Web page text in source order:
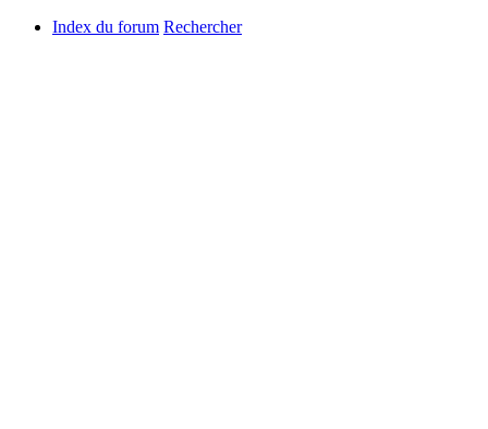
Index du forum Rechercher